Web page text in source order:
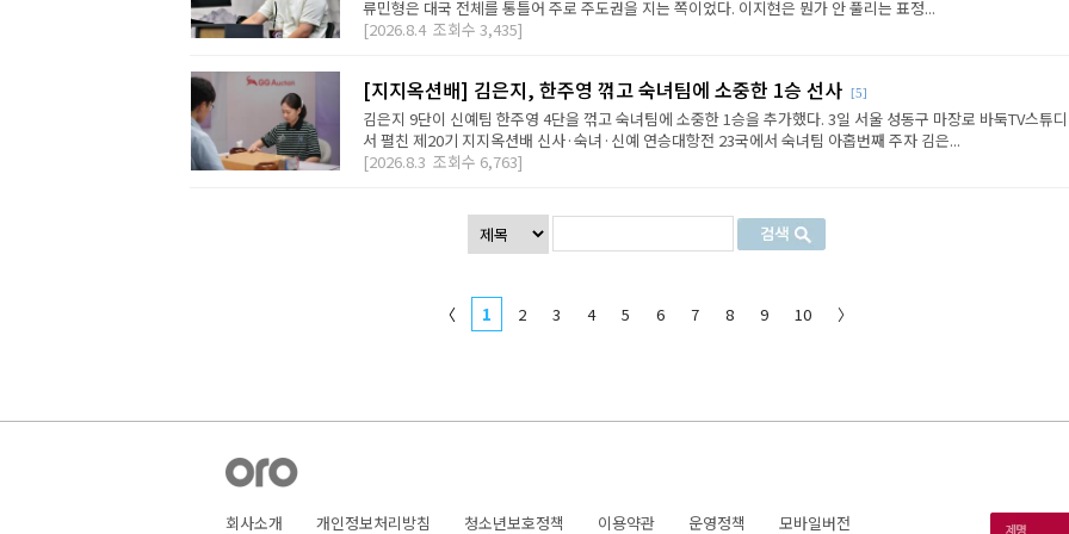
류민형은 대국 전체를 통틀어 주로 주도권을 지는 쪽이었다. 이지현은 뭔가 안 풀리는 표정...
[2026.8.4 조회수 3,435]
[지지옥션배] 김은지, 한주영 꺾고 숙녀팀에 소중한 1승 선사 [5]
김은지 9단이 신예팀 한주영 4단을 꺾고 숙녀팀에 소중한 1승을 추가했다. 3일 서울 성동구 마장로 바둑TV스튜
서 펼친 제20기 지지옥션배 신사·숙녀·신예 연승대항전 23국에서 숙녀팀 아홉번째 주자 김은...
[2026.8.3 조회수 6,763]
〈 1 2 3 4 5 6 7 8 9 10 〉
회사소개 개인정보처리방침 청소년보호정책 이용약관 운영정책 모바일버전